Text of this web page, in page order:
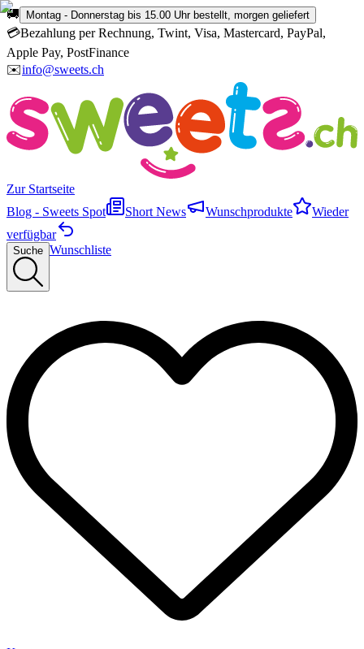
🚚 Montag - Donnerstag bis 15.00 Uhr bestellt, morgen geliefert
💳Bezahlung per Rechnung, Twint, Visa, Mastercard, PayPal,
Apple Pay, PostFinance
✉️info@sweets.ch
Zur Startseite
Blog - Sweets Spot
Short News Wunschprodukte
Wieder
verfügbar
Suche Wunschliste